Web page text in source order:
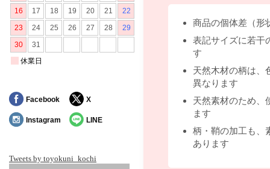
商品の個体差（形
表記サイズに若干
す
天然木材の柄は、
異なります
天然素材のため、
ます
柄・鞘の加工も、
あります
Facebook X
Instagram LINE
Tweets by toyokuni_kochi